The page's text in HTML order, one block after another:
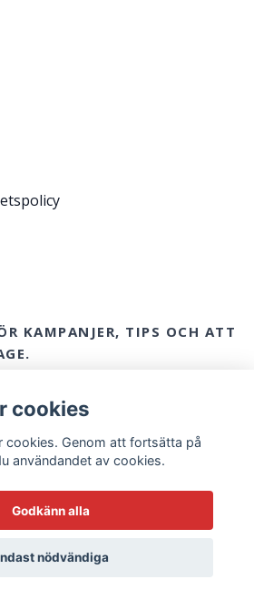
KAMPANJER, TIPS OCH ATT
© 2026 AliceDot.
cookies
cookies. Genom att fortsätta på
användandet av cookies.
Godkänn alla
nödvändiga